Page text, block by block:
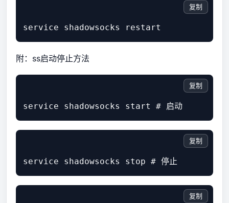
复制
附：ss启动停止方法
复制
复制
复制